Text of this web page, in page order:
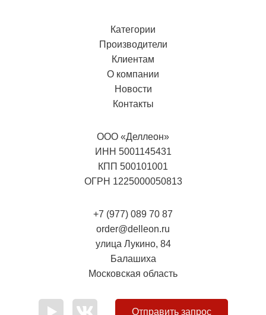
Категории
Производители
Клиентам
О компании
Новости
Контакты
ООО «Деллеон»
ИНН 5001145431
КПП 500101001
ОГРН 1225000050813
+7 (977) 089 70 87
order@delleon.ru
улица Лукино, 84
Балашиха
Московская область
Отправить запрос